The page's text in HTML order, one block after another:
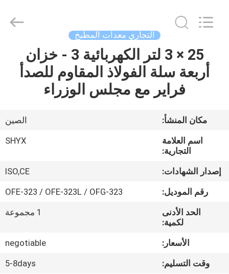
منتجات
أشرطة
فيديو
معلومات
جولة
المعمل
equipments
limited.
التجاري معدات المطبخ
25 × 3 لتر الكهربائية 3 - خزان
أربعة سلة الفولاذ المقاوم للصدأ
فراير مع مجلس الوزراء
مكان المنشأ:
الصين
اسم العلامة
التجارية:
SHYX
إصدار الشهادات:
ISO,CE
رقم الموديل:
OFE-323 / OFE-323L / OFG-323
الحد الأدنى
لكمية:
1 مجموعة
الأسعار:
negotiable
وقت التسليم:
5-8days